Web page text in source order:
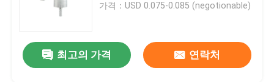
가격：USD 0.075-0.085 (negotionable)
최고의 가격 연락처